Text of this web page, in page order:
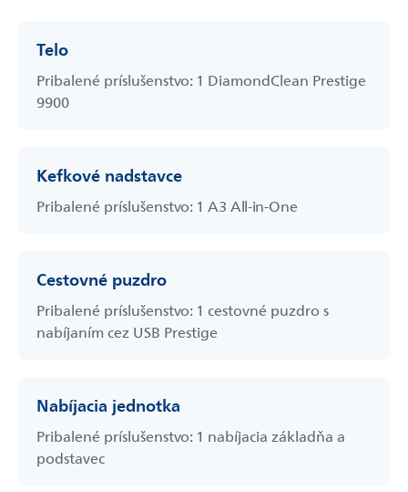
Telo
Pribalené príslušenstvo: 1 DiamondClean Prestige
9900
Kefkové nadstavce
Pribalené príslušenstvo: 1 A3 All-in-One
Cestovné puzdro
Pribalené príslušenstvo: 1 cestovné puzdro s
nabíjaním cez USB Prestige
Nabíjacia jednotka
Pribalené príslušenstvo: 1 nabíjacia základňa a
podstavec